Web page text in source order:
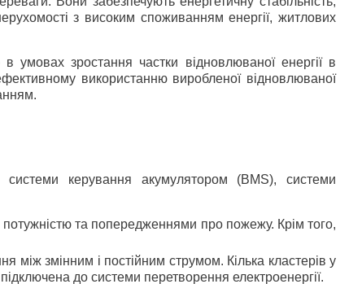
з високим споживанням енергії, житлових
умовах зростання частки відновлюваної енергії в
використанню виробленої відновлюваної
системи керування акумулятором (BMS), системи
та попередженнями про пожежу. Крім того,
між змінним і постійним струмом. Кілька кластерів у
до системи перетворення електроенергії.